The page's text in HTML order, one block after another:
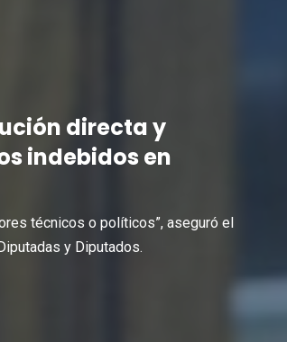
directa y
indebidos en
técnicos o políticos”, aseguró el
y Diputados.